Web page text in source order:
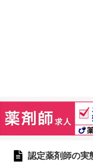
認定薬剤師の実